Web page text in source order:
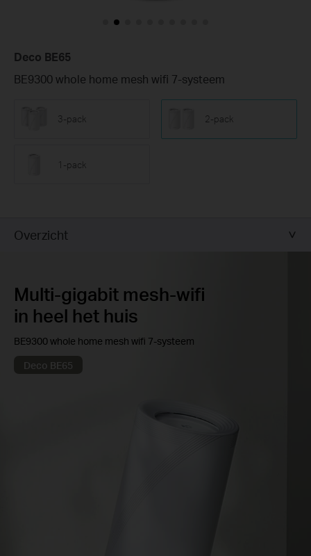
Deco BE65
BE9300 whole home mesh wifi 7-systeem
3-pack 2-pack
1-pack
Overzicht
Multi-gigabit mesh-wifi
in heel het huis
BE9300 whole home mesh wifi 7-systeem
Deco BE65